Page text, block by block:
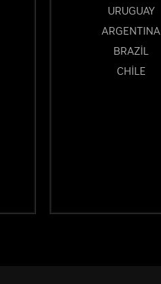
URUGUAY
ARGENTINA
BRAZIL
CHILE